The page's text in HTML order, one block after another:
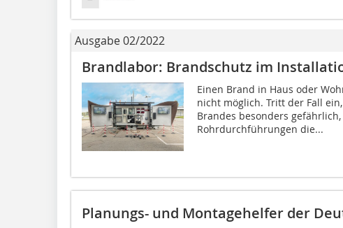
Ausgabe 02/2022
Brandlabor: Brandschutz im
Einen Brand in Haus oder
nicht möglich. Tritt der Fall
Brandes besonders
Rohrdurchführungen die...
Planungs- und Montagehelfer der